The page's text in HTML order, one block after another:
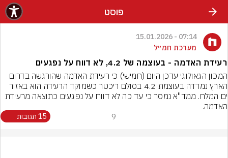
פוסט
07:14 - 15.01.2026
מערכת חמ״ל
רעידת האדמה - בעוצמה של 4.2, לא דווח על נפגעים
האדמה.
9 15 תגובות